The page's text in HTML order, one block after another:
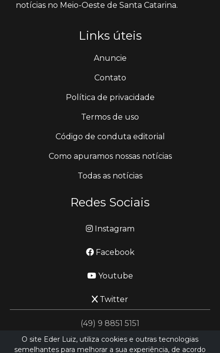
notícias no Meio-Oeste de Santa Catarina.
Links úteis
Anuncie
Contato
Política de privacidade
Termos de uso
Código de conduta editorial
Como apuramos nossas notícias
Todas as notícias
Redes Sociais
Instagram
Facebook
Youtube
Twitter
(49) 9 8851 5151
jornalismo@ederluiz.com.vc
O site Eder Luiz, utiliza cookies e outras tecnologias
semelhantes para melhorar a sua experiência, de acordo